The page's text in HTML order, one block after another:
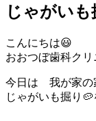
じゃがいも
こんにちは😃
おおつぼ歯科ク
今日は 我が家の
じゃがいも掘り